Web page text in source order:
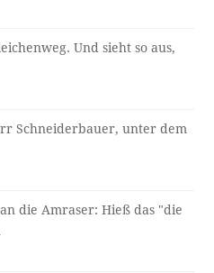
Und sieht so aus,
Schneiderbauer, unter dem
die Amraser: Hieß das "die